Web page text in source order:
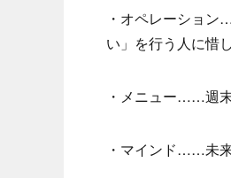
・オペレーショ
い」を行う人に惜
・メニュー……週
・マインド……未